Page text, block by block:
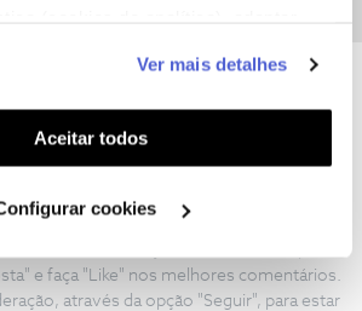
de personalização e
anúncios aos seus interesses
personalizada). Pode gerir a
clicando em "Configurar
Ver mais detalhes
Aceitar todos
cookies
privada e vamos responder-lhe
e faça "Like" nos melhores comentários.
através da opção "Seguir", para estar